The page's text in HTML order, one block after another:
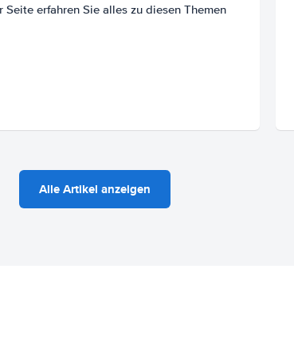
Seite erfahren Sie alles zu diesen Themen
Alle Artikel anzeigen